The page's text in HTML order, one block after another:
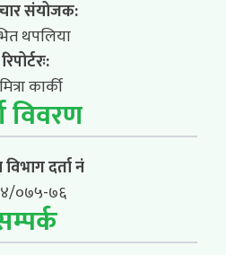
संयोजक:
थपलिया
रिपोर्टरः:
कार्की
विवरण
दर्ता नं
०७५-७६